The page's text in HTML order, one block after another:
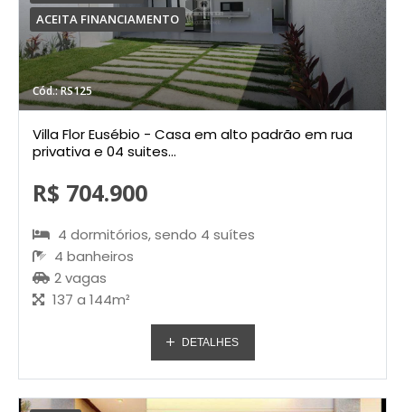
ACEITA FINANCIAMENTO
Cód.: RS125
Villa Flor Eusébio - Casa em alto padrão em rua
privativa e 04 suites...
R$ 704.900
4 dormitórios, sendo 4 suítes
4 banheiros
2 vagas
137 a 144m²
DETALHES